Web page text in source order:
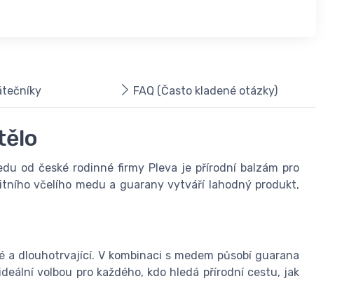
FAQ (Často kladené otázky)
od české rodinné firmy Pleva je přírodní balzám pro
včelího medu a guarany vytváří lahodný produkt,
dlouhotrvající. V kombinaci s medem působí guarana
volbou pro každého, kdo hledá přírodní cestu, jak